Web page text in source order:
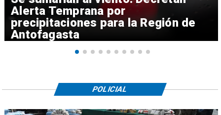
Alerta Temprana por
precipitaciones para la Región de
Antofagasta
POLICIAL